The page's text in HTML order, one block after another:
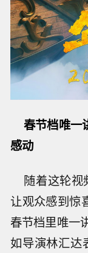
春节档唯一
感动
随着这轮视
让观众感到惊
春节档里唯一
如导演林汇达